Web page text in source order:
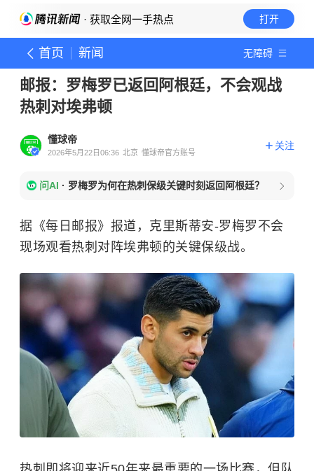
· 获取全网一手热点 打开
首页 新闻 无障碍
邮报：罗梅罗已返回阿根廷，不会观战
热刺对埃弗顿
懂球帝
2026年5月22日06:36 北京 懂球帝官方账号
关注
问AI · 罗梅罗为何在热刺保级关键时刻返回阿根廷？
据《每日邮报》报道，克里斯蒂安-罗梅罗不会
现场观看热刺对阵埃弗顿的关键保级战。